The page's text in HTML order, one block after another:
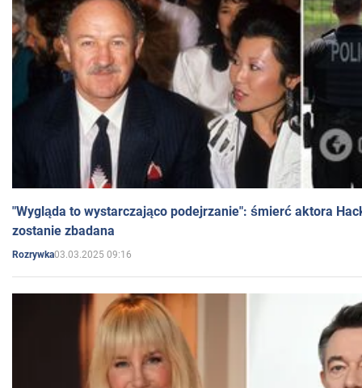
"Wygląda to wystarczająco podejrzanie": śmierć aktora
zostanie zbadana
Rozrywka03.03.2025 09:16